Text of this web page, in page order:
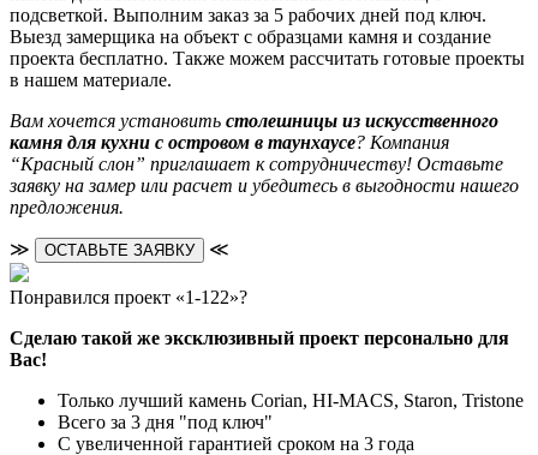
подсветкой. Выполним заказ за 5 рабочих дней под ключ.
Выезд замерщика на объект с образцами камня и создание
проекта бесплатно. Также можем рассчитать готовые проекты
в нашем материале.
Вам хочется установить столешницы из искусственного
камня для кухни с островом в таунхаусе? Компания
“Красный слон” приглашает к сотрудничеству! Оставьте
заявку на замер или расчет и убедитесь в выгодности нашего
предложения.
≫ ОСТАВЬТЕ ЗАЯВКУ ≪
Понравился проект «1-122»?
Сделаю такой же эксклюзивный проект персонально для
Вас!
Только лучший камень Corian, HI-MACS, Staron, Tristone
Всего за 3 дня "под ключ"
С увеличенной гарантией сроком на 3 года